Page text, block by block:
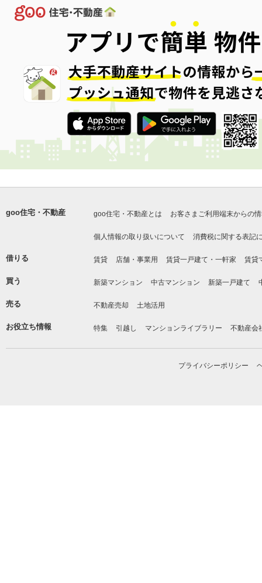
goo住宅・不動産 goo住宅・不動産とは お客さまご利用端末からの
個人情報の取り扱いについて 消費税に関する表記
借りる 賃貸 店舗・事業用 賃貸一戸建て・一軒家 賃貸
買う 新築マンション 中古マンション 新築一戸建て
売る 不動産売却 土地活用
お役立ち情報 特集 引越し マンションライブラリー 不動産会
プライバシーポリシー